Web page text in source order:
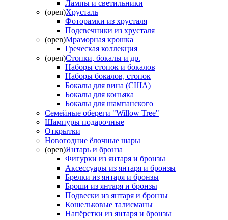
Лампы и светильники
(open)Хрусталь
Фоторамки из хрусталя
Подсвечники из хрусталя
(open)Мраморная крошка
Греческая коллекция
(open)Стопки, бокалы и др.
Наборы стопок и бокалов
Наборы бокалов, стопок
Бокалы для вина (США)
Бокалы для коньяка
Бокалы для шампанского
Семейные обереги "Willow Tree"
Шампуры подарочные
Открытки
Новогодние ёлочные шары
(open)Янтарь и бронза
Фигурки из янтаря и бронзы
Аксессуары из янтаря и бронзы
Брелки из янтаря и бронзы
Броши из янтаря и бронзы
Подвески из янтаря и бронзы
Кошельковые талисманы
Напёрстки из янтаря и бронзы